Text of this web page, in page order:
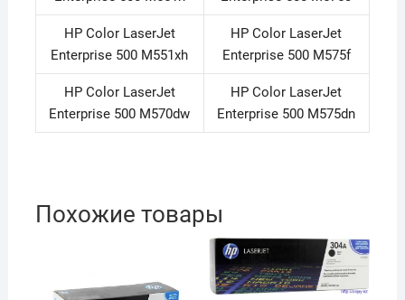
HP Color LaserJet
Enterprise 500 M551xh
HP Color LaserJet
Enterprise 500 M575f
HP Color LaserJet
Enterprise 500 M570dw
HP Color LaserJet
Enterprise 500 M575dn
Похожие товары